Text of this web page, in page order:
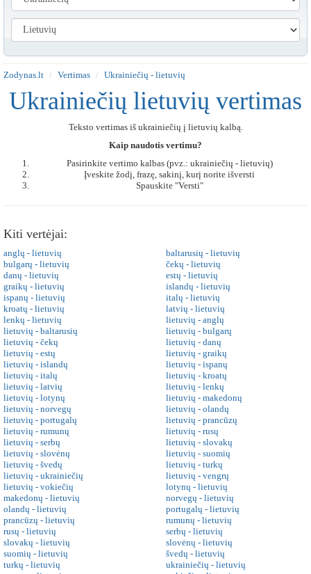
Zodynas.lt Vertimas Ukrainiečių - lietuvių
Ukrainiečių lietuvių vertimas
Teksto vertimas iš ukrainiečių į lietuvių kalbą.
Kaip naudotis vertimu?
Pasirinkite vertimo kalbas (pvz.: ukrainiečių - lietuvių)
Įveskite žodį, frazę, sakinį, kurį norite išversti
Spauskite "Versti"
Kiti vertėjai:
anglų - lietuvių
baltarusių - lietuvių
bulgarų - lietuvių
čekų - lietuvių
danų - lietuvių
estų - lietuvių
graikų - lietuvių
islandų - lietuvių
ispanų - lietuvių
italų - lietuvių
kroatų - lietuvių
latvių - lietuvių
lenkų - lietuvių
lietuvių - anglų
lietuvių - baltarusių
lietuvių - bulgarų
lietuvių - čekų
lietuvių - danų
lietuvių - estų
lietuvių - graikų
lietuvių - islandų
lietuvių - ispanų
lietuvių - italų
lietuvių - kroatų
lietuvių - latvių
lietuvių - lenkų
lietuvių - lotynų
lietuvių - makedonų
lietuvių - norvegų
lietuvių - olandų
lietuvių - portugalų
lietuvių - prancūzų
lietuvių - rumunų
lietuvių - rusų
lietuvių - serbų
lietuvių - slovakų
lietuvių - slovėnų
lietuvių - suomių
lietuvių - švedų
lietuvių - turkų
lietuvių - ukrainiečių
lietuvių - vengrų
lietuvių - vokiečių
lotynų - lietuvių
makedonų - lietuvių
norvegų - lietuvių
olandų - lietuvių
portugalų - lietuvių
prancūzų - lietuvių
rumunų - lietuvių
rusų - lietuvių
serbų - lietuvių
slovakų - lietuvių
slovėnų - lietuvių
suomių - lietuvių
švedų - lietuvių
turkų - lietuvių
ukrainiečių - lietuvių